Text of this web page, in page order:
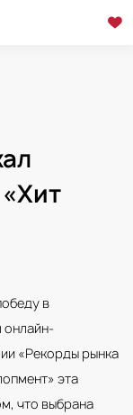
«Хит продаж»
в
онлайн-
«Рекорды рынка
эта
что выбрана